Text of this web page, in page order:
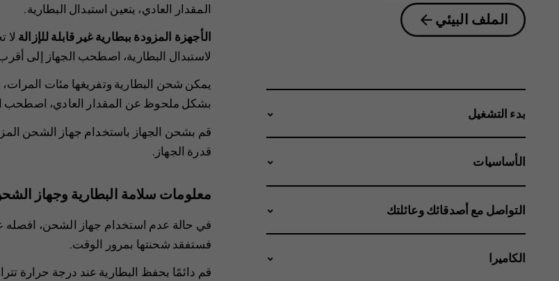
المقدار العادي، يتعين استبدال البطارية.
الأجهزة المزودة ببطارية غير قابلة للإزالة لا
لاستبدال البطارية، اصطحب الجهاز إلى
يمكن شحن البطارية وتفريغها مئات
بشكل ملحوظ عن المقدار العادي، اصطحب
قم بشحن الجهاز باستخدام جهاز الشحن
قدرة الجهاز.
معلومات سلامة البطارية وجهاز
في حالة عدم استخدام جهاز الشحن، افصله
فستفقد شحنتها بمرور الوقت.
الملف البيئي
بدء التشغيل
الأساسيات
التواصل مع أصدقائك وعائلتك
الكاميرا